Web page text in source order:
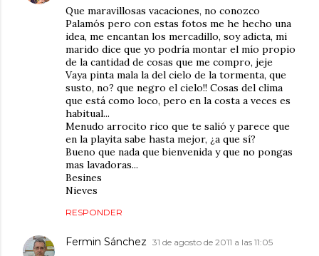
Que maravillosas vacaciones, no conozco
Palamós pero con estas fotos me he hecho una
idea, me encantan los mercadillo, soy adicta, mi
marido dice que yo podría montar el mío propio
de la cantidad de cosas que me compro, jeje
Vaya pinta mala la del cielo de la tormenta, que
susto, no? que negro el cielo!! Cosas del clima
que está como loco, pero en la costa a veces es
habitual...
Menudo arrocito rico que te salió y parece que
en la playita sabe hasta mejor, ¿a que sí?
Bueno que nada que bienvenida y que no pongas
mas lavadoras...
Besines
Nieves
RESPONDER
Fermin Sánchez 31 de agosto de 2011 a las 11:05